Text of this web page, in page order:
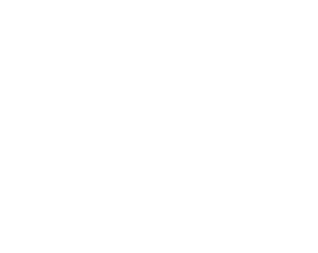
fördert als das Gesetz zur freiwilligen
heimische Produkte zu verwenden
mehr freut es mich, dass wir mit unserem
wie Käse, Butter oder Milch,
zu ergreifen, um eigene „Südtirol-
und saisonal einkaufen möchte und kann,